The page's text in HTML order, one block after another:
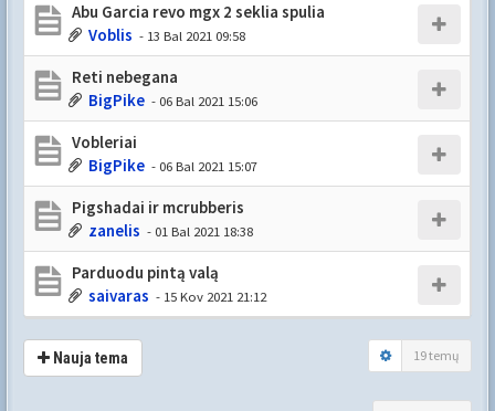
Abu Garcia revo mgx 2 seklia spulia
Voblis - 13 Bal 2021 09:58
Reti nebegana
BigPike - 06 Bal 2021 15:06
Vobleriai
BigPike - 06 Bal 2021 15:07
Pigshadai ir mcrubberis
zanelis - 01 Bal 2021 18:38
Parduodu pintą valą
saivaras - 15 Kov 2021 21:12
Nauja tema 19 temų